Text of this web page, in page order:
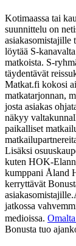
Kotimaassa tai
suunnittelu on
asiakasomistajille
löytää S-
matkoista. S-
täydentävät
Matkat.fi kokosi
matkatarjonnan,
josta asiakas
näkyy
paikalliset
Lisäksi
kuten HOK-
kumppani Åland
kerryttävät
asiakasomistajille.
jatkossa
medioissa.
Bonusta tuo